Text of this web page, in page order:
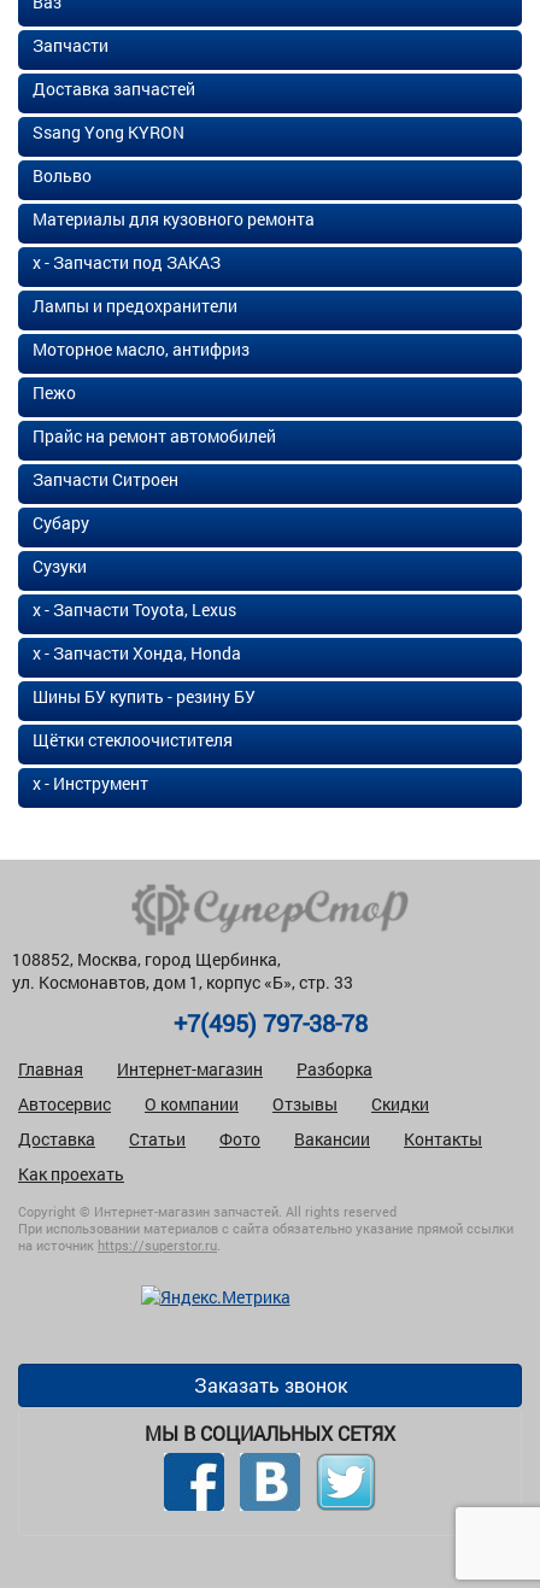
Запчасти
Доставка запчастей
Ssang Yong KYRON
Вольво
Материалы для кузовного ремонта
х - Запчасти под ЗАКАЗ
Лампы и предохранители
Моторное масло, антифриз
Пежо
Прайс на ремонт автомобилей
Запчасти Ситроен
Субару
Сузуки
х - Запчасти Toyota, Lexus
х - Запчасти Хонда, Honda
Шины БУ купить - резину БУ
Щётки стеклоочистителя
х - Инструмент
108852, Москва, город Щербинка,
ул. Космонавтов, дом 1, корпус «Б», стр. 33
+7(495) 797-38-78
Главная Интернет-магазин
Разборка
Автосервис
О компании Отзывы
Скидки
Доставка
Статьи Фото Вакансии
Контакты
Как проехать
Copyright © Интернет-магазин запчастей. All rights reserved
При использовании материалов с сайта обязательно указание прямой ссылки
на источник https://superstor.ru.
Заказать звонок
МЫ В СОЦИАЛЬНЫХ СЕТЯХ